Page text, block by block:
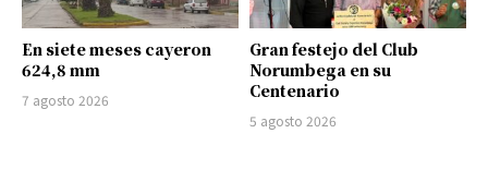
En siete meses cayeron
624,8 mm
7 agosto 2026
Gran festejo del Club
Norumbega en su
Centenario
5 agosto 2026